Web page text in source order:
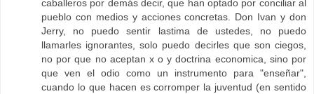
caballeros por demás decir, que han optado por conciliar al
pueblo con medios y acciones concretas. Don Ivan y don
Jerry, no puedo sentir lastima de ustedes, no puedo
llamarles ignorantes, solo puedo decirles que son ciegos,
no por que no aceptan x o y doctrina economica, sino por
que ven el odio como un instrumento para "enseñar",
cuando lo que hacen es corromper la juventud (en sentido